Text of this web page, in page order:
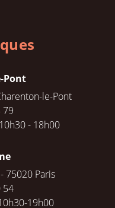
Pont
le-Pont
79
- 18h00
75020 Paris
54
19h00